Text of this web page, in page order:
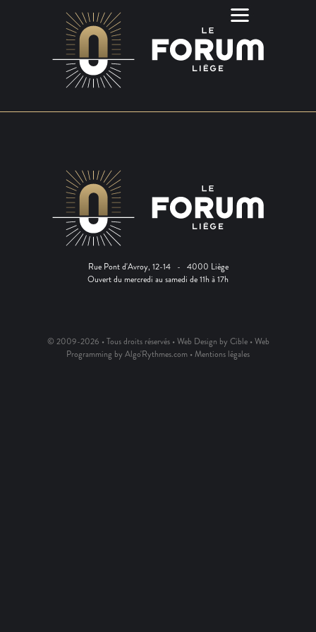
Rue Pont d'Avroy, 12-14 - 4000 Liège
Ouvert du mercredi au samedi de 11h à 17h
© 2009-2026 • Tous droits réservés • Web Design by Cible • Web
Programming by Algo'Rythmes.com •Mentions légales